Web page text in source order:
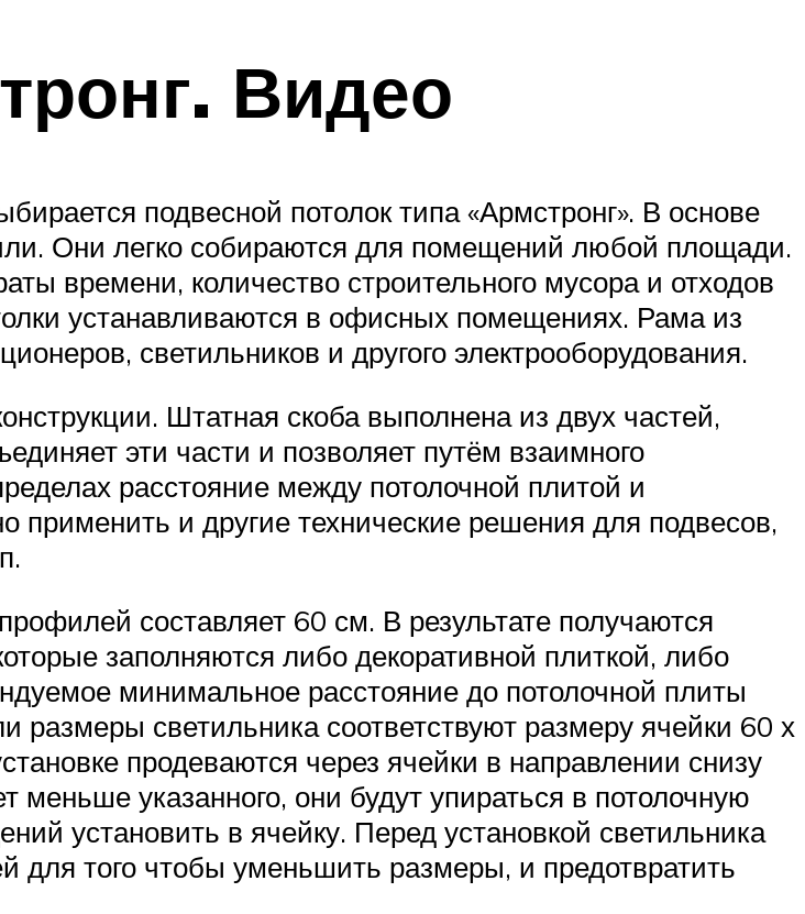
Видео
подвесной потолок типа «Армстронг». В основе
Они легко собираются для помещений любой площади.
времени, количество строительного мусора и отходов
устанавливаются в офисных помещениях. Рама из
светильников и другого электрооборудования.
Штатная скоба выполнена из двух частей,
эти части и позволяет путём взаимного
расстояние между потолочной плитой и
и другие технические решения для подвесов,
составляет 60 см. В результате получаются
заполняются либо декоративной плиткой, либо
минимальное расстояние до потолочной плиты
светильника соответствуют размеру ячейки 60 х
продеваются через ячейки в направлении снизу
меньше указанного, они будут упираться в потолочную
установить в ячейку. Перед установкой светильника
для того чтобы уменьшить размеры, и предотвратить